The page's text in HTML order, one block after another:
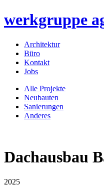
werkgruppe
Architektur
Büro
Kontakt
Jobs
Alle Projekte
Neubauten
Sanierungen
Anderes
Dachausbau
2025